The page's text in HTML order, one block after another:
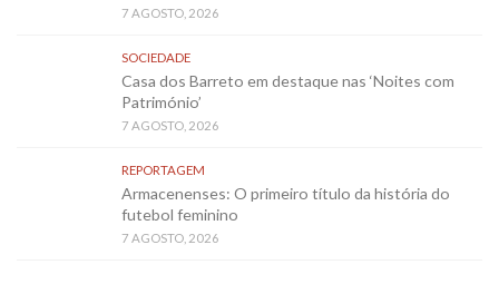
7 AGOSTO, 2026
SOCIEDADE
Casa dos Barreto em destaque nas ‘Noites com
Património’
7 AGOSTO, 2026
REPORTAGEM
Armacenenses: O primeiro título da história do
futebol feminino
7 AGOSTO, 2026